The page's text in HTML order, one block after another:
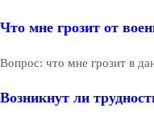
Что мне грозит от
Вопрос: что мне грозит в
Возникнут ли